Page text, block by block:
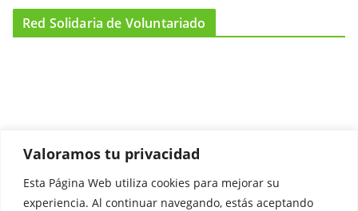
Valoramos tu privacidad
Esta Página Web utiliza cookies para mejorar su
experiencia. Al continuar navegando, estás aceptando
Red Solidaria de Voluntariado
Promociónate